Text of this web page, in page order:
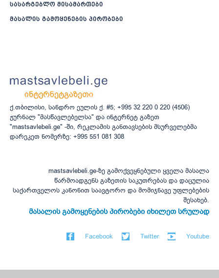
სასარგებლო მისამართები
მასალის გამოყენების პირობები
ქ.თბილისი, სანდრო ეულის ქ. #5; +995 32 220 0 220 (4506)
ჟურნალ "მასწავლებელსა" და ინტერნეტ გაზეთ
"mastsavlebeli.ge" -ში, რეკლამის განთავსების მსურველებმა
დარეკეთ ნომერზე: +995 551 081 308
mastsavlebeli.ge-ზე გამოქვეყნებული ყველა მასალა
წარმოადგენს გაზეთის საკუთრებას და დაცულია
საქართველოს კანონით საავტორო და მომიჯნავე უფლებების
შესახებ.
მასალის გამოყენების პირობები იხილეთ სრულად
Facebook Twitter Youtube